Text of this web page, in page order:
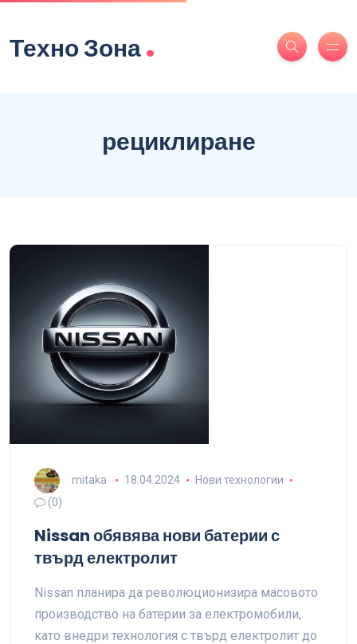
Техно Зона.
рециклиране
mitaka 18.04.2024
Нови технологии
(0)
Nissan обявява нови батерии с
твърд електролит
Nissan планира да революционизира масовото
производство на батерии за електромобили,
като внедри технология с твърд електролит до